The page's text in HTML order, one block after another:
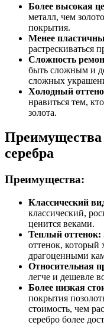
Более высокая
металл, чем
покрытия.
Менее
растрескиваться
Сложность
быть сложным и
сложных
Холодный
нравиться тем,
золота.
Преимущества
серебра
Преимущества:
Классический
классический,
ценится веками.
Теплый оттенок:
оттенок, который
драгоценными
Относительная
легче и дешевле
Более низкая
покрытия
стоимость, чем
серебро более